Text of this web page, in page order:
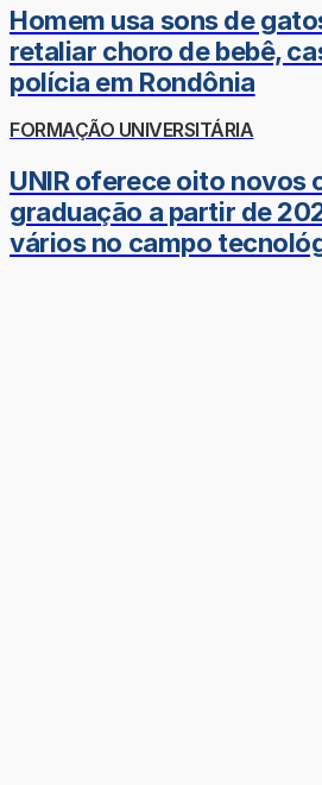
Homem usa sons de
retaliar choro de bebê,
polícia em Rondônia
FORMAÇÃO UNIVERSITÁRIA
UNIR oferece oito novos
graduação a partir de
vários no campo